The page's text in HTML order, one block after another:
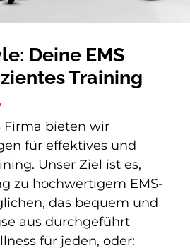
Deine EMS
Training
Firma bieten wir
für effektives und
Unser Ziel ist es,
zu hochwertigem EMS-
das bequem und
aus durchgeführt
für jeden, oder: